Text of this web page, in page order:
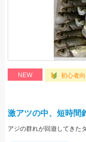
NEW 初心者
激アツの中、短時間